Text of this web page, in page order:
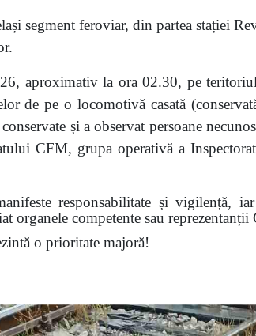
segment feroviar, din partea stației
aproximativ la ora 02.30, pe
de pe o locomotivă casată
și a observat persoane
CFM, grupa operativă a
responsabilitate și vigilență,
organele competente sau reprezentanții
o prioritate majoră!